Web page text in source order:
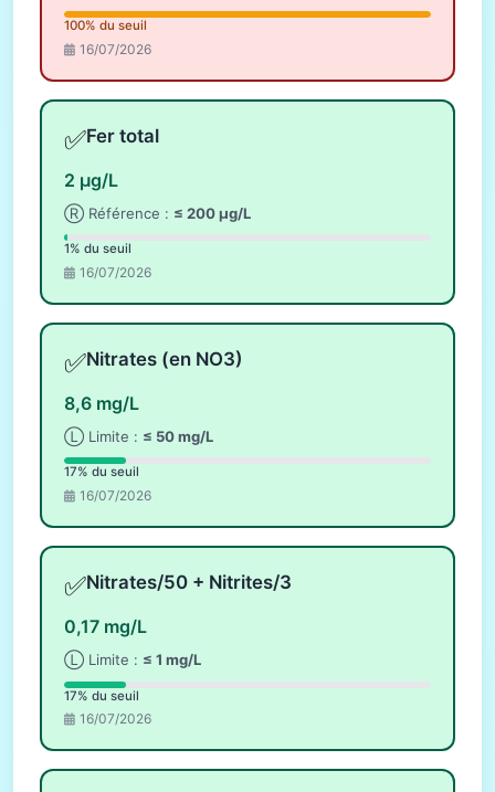
100% du seuil
16/07/2026
✅Fer total
2 µg/L
Ⓡ Référence : ≤ 200 µg/L
1% du seuil
16/07/2026
✅Nitrates (en NO3)
8,6 mg/L
Ⓛ Limite : ≤ 50 mg/L
17% du seuil
16/07/2026
✅Nitrates/50 + Nitrites/3
0,17 mg/L
Ⓛ Limite : ≤ 1 mg/L
17% du seuil
16/07/2026